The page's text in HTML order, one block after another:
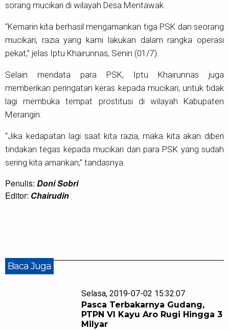
sorang mucikari di wilayah Desa Mentawak.
“Kemarin kita berhasil mengamankan tiga PSK dan seorang
mucikari, razia yang kami lakukan dalam rangka operasi
pekat,” jelas Iptu Khairunnas, Senin (01/7).
Selain mendata para PSK, Iptu Khairunnas juga
memberikan peringatan keras kepada mucikari, untuk tidak
lagi membuka tempat prostitusi di wilayah Kabupaten
Merangin.
“Jika kedapatan lagi saat kita razia, maka kita akan diberi
tindakan tegas kepada mucikari dan para PSK yang sudah
sering kita amankan,” tandasnya.
Penulis: Doni Sobri
Editor: Chairudin
Baca Juga
Selasa, 2019-07-02 15:32:07
Pasca Terbakarnya Gudang,
PTPN VI Kayu Aro Rugi Hingga 3
Milyar